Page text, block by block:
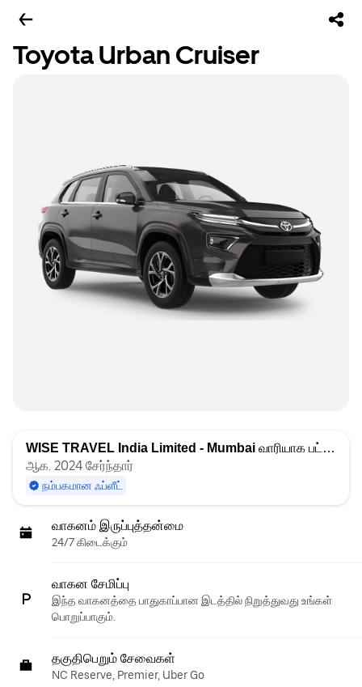
Toyota Urban Cruiser
WISE TRAVEL India Limited - Mumbai வாரியாக பட்டியலிடப்பட்டது
ஆக. 2024 சேர்ந்தார்
நம்பகமான ஃப்ளீட்
வாகனம் இருப்புத்தன்மை
24/7 கிடைக்கும்
வாகன சேமிப்பு
இந்த வாகனத்தை பாதுகாப்பான இடத்தில் நிறுத்துவது உங்கள்
பொறுப்பாகும்.
தகுதிபெறும் சேவைகள்
NC Reserve, Premier, Uber Go